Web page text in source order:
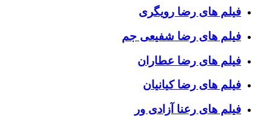
فیلم های رضا رویگری
فیلم های رضا شفیعی جم
فیلم های رضا عطاران
فیلم های رضا کیانیان
فیلم های رعنا آزادی ور